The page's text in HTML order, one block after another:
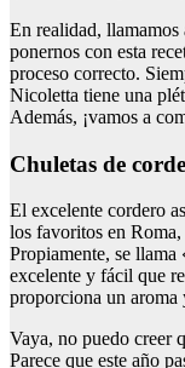
En realidad, llamamos
ponernos con esta
proceso correcto.
Nicoletta tiene una
Además, ¡vamos a
Chuletas de
El excelente cordero
los favoritos en Roma,
Propiamente, se
excelente y fácil que
proporciona un aroma
Vaya, no puedo creer
Parece que este año